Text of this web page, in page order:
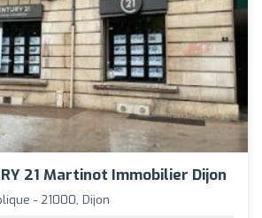
21 Martinot Immobilier Dijon
- 21000, Dijon